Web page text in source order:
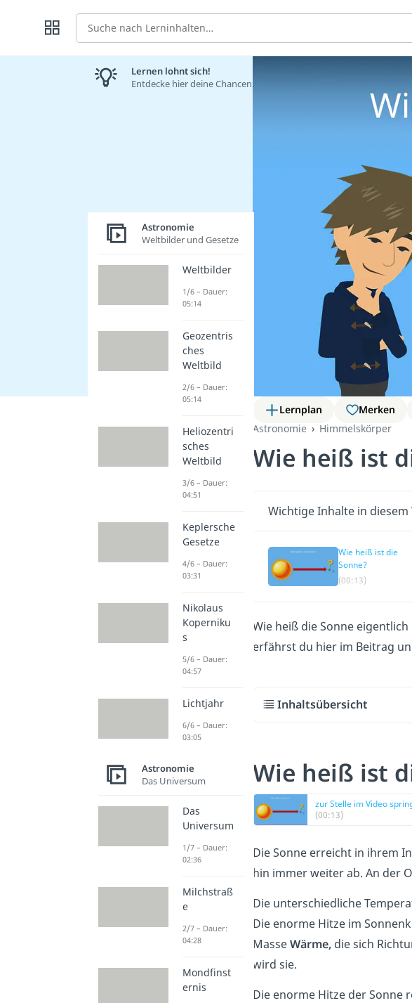
Suche
Lernplan Merken
Astronomie
Himmelskörper
Wie heiß ist
Wichtige Inhalte in diesem
Wie heiß ist die
Sonne?
(00:13)
Wie heiß die Sonne
erfährst du hier im Beitrag
Inhaltsübersicht
Wie heiß ist
zur Stelle im Video
(00:13)
Die Sonne erreicht in ihrem
hin immer weiter ab. An der
Die unterschiedliche
Die enorme Hitze im
MasseWärme,die sich
wird sie.
Die enorme Hitze der Sonne
Lernen lohnt sich!
Entdecke hier deine Chancen.
Astronomie
Weltbilder und Gesetze
Weltbilder
1/6 – Dauer:
05:14
Geozentris
ches
Weltbild
2/6 – Dauer:
05:14
Heliozentri
sches
Weltbild
3/6 – Dauer:
04:51
Keplersche
Gesetze
4/6 – Dauer:
03:31
Nikolaus
Koperniku
s
5/6 – Dauer:
04:57
Lichtjahr
6/6 – Dauer:
03:05
Astronomie
Das Universum
Das
Universum
1/7 – Dauer:
02:36
Milchstraß
e
2/7 – Dauer:
04:28
Mondfinst
ernis